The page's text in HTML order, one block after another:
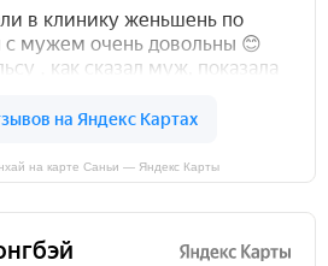
на карте Саньи — Яндекс Карты